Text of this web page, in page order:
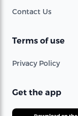
Contact Us
Terms of use
Privacy Policy
Get the app